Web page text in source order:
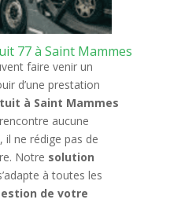
77 à Saint Mammes
faire venir un
d’une prestation
à Saint Mammes
aucune
ne rédige pas de
Notre solution
à toutes les
de votre